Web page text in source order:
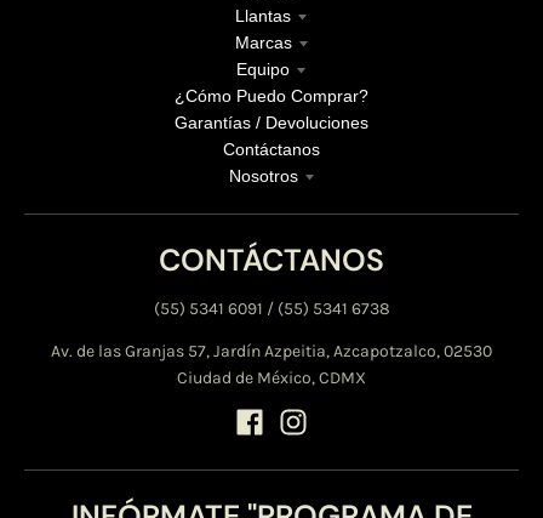
Llantas
Marcas
Equipo
¿Cómo Puedo Comprar?
Garantías / Devoluciones
Contáctanos
Nosotros
CONTÁCTANOS
(55) 5341 6091 / (55) 5341 6738
Av. de las Granjas 57, Jardín Azpeitia, Azcapotzalco, 02530
Ciudad de México, CDMX